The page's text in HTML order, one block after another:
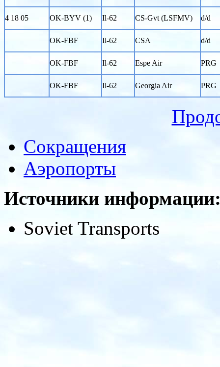
4 18 05 OK-BYV (1) Il-62 CS-Gvt (LSFMV) d/d
OK-FBF Il-62 CSA d/d
OK-FBF Il-62 Espe Air PRG
OK-FBF Il-62 Georgia Air PRG
Сокращения
Аэропорты
Источники
Soviet Transports